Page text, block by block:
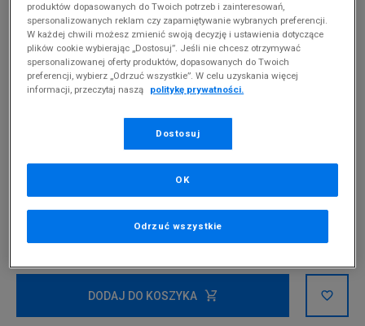
Produkt pochodzi z końcówek aktualnych kolekcji, ubiegłych
sezonów lub z ekspozycji.Szczegóły.
50 zł
DODAJ DO KOSZYKA
produktów dopasowanych do Twoich potrzeb i zainteresowań,
spersonalizowanych reklam czy zapamiętywanie wybranych preferencji.
W każdej chwili możesz zmienić swoją decyzję i ustawienia dotyczące
plików cookie wybierając „Dostosuj”. Jeśli nie chcesz otrzymywać
spersonalizowanej oferty produktów, dopasowanych do Twoich
preferencji, wybierz „Odrzuć wszystkie”. W celu uzyskania więcej
informacji, przeczytaj naszą
politykę prywatności.
Dostosuj
Odrzuć wszystkie
OK